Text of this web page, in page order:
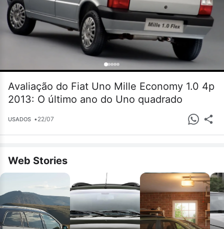
Avaliação do Fiat Uno Mille Economy 1.0 4p
2013: O último ano do Uno quadrado
USADOS •22/07
Web Stories